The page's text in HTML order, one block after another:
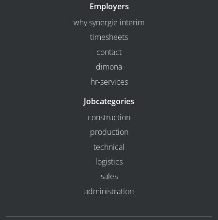
Employers
why synergie interim
timesheets
contact
dimona
hr-services
Jobcategories
construction
production
technical
logistics
sales
administration